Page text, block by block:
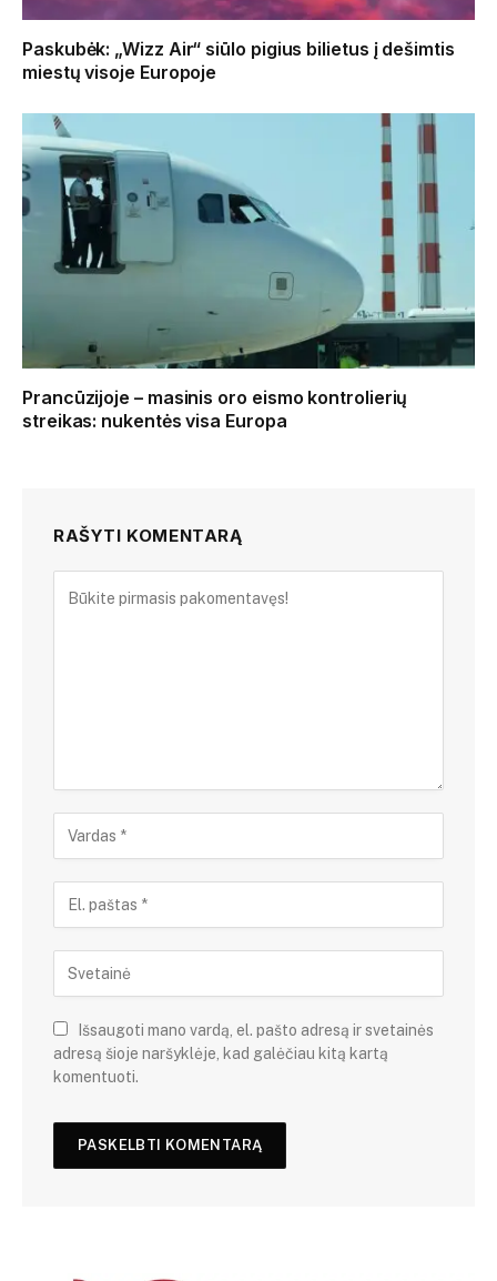
Paskubėk: „Wizz Air“ siūlo pigius bilietus į dešimtis
miestų visoje Europoje
Prancūzijoje – masinis oro eismo kontrolierių
streikas: nukentės visa Europa
RAŠYTI KOMENTARĄ
Išsaugoti mano vardą, el. pašto adresą ir svetainės
adresą šioje naršyklėje, kad galėčiau kitą kartą
komentuoti.